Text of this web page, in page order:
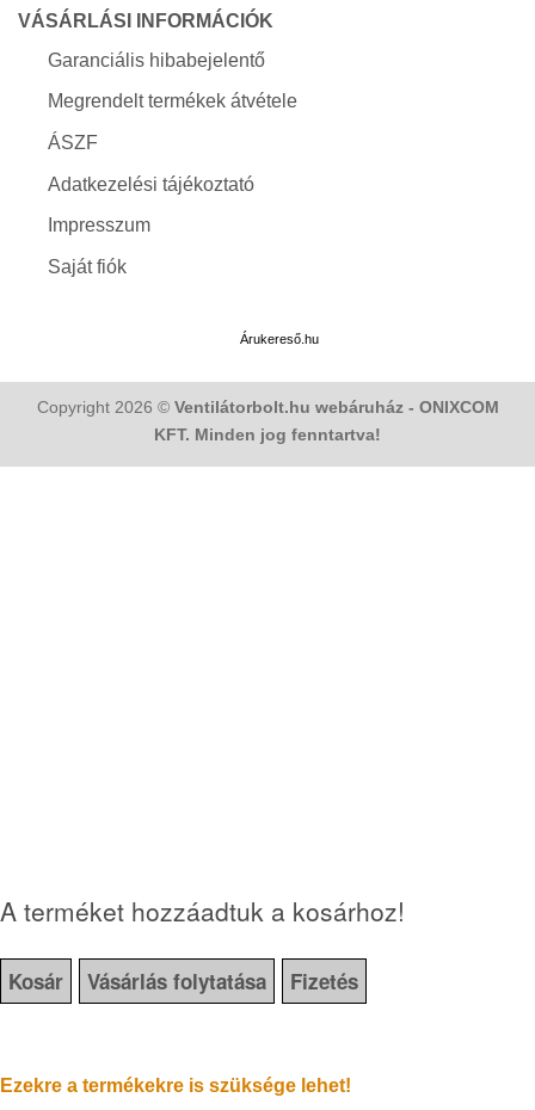
VÁSÁRLÁSI INFORMÁCIÓK
Garanciális hibabejelentő
Megrendelt termékek átvétele
ÁSZF
Adatkezelési tájékoztató
Impresszum
Saját fiók
Árukereső.hu
Copyright 2026 © Ventilátorbolt.hu webáruház - ONIXCOM
KFT. Minden jog fenntartva!
A terméket hozzáadtuk a kosárhoz!
Kosár Vásárlás folytatása Fizetés
Ezekre a termékekre is szüksége lehet!